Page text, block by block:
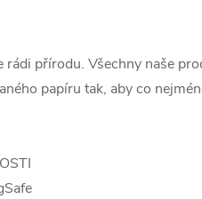
rádi přírodu. Všechny naše
papíru tak, aby co